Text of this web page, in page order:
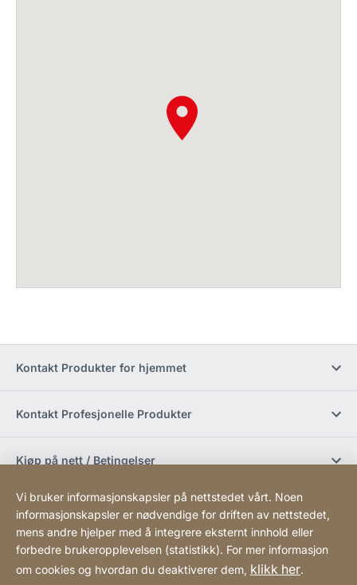
Kontakt Produkter for hjemmet
Kontakt Profesjonelle Produkter
Kjøp på nett / Betingelser
Newsletter
Vi bruker informasjonskapsler på nettstedet vårt. Noen
informasjonskapsler er nødvendige for driften av nettstedet,
mens andre hjelper med å integrere eksternt innhold eller
forbedre brukeropplevelsen (statistikk). For mer informasjon
om cookies og hvordan du deaktiverer dem, klikk her.